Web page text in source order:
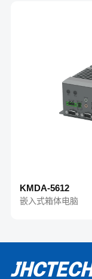
KMDA-5612
嵌入式箱体电脑